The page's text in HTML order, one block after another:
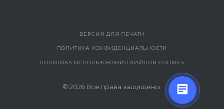
ВЕРСИЯ ДЛЯ ПЕЧАТИ
ПОЛИТИКА КОНФИДЕНЦИАЛЬНОСТИ
ПОЛИТИКА ИСПОЛЬЗОВАНИЯ ФАЙЛОВ COOKIES
© 2026 Все права защищены.